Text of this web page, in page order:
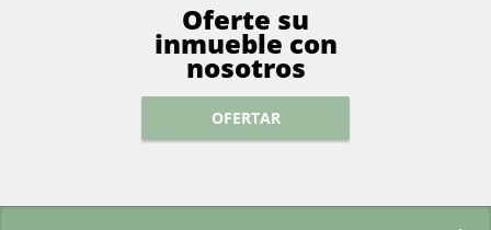
Oferte su
inmueble con
nosotros
OFERTAR